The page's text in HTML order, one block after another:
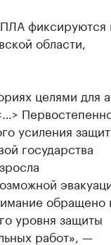
фиксируются
области,
целями для
усиления
государства
обращено
уровня защиты
работ», —